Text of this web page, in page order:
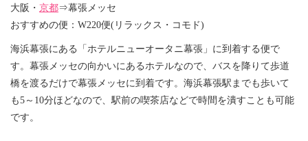
大阪・ 京都⇒幕張メッセ
おすすめの便：W220便(リラックス・コモド)
海浜幕張にある「ホテルニューオータニ幕張」に到着する便で
す。幕張メッセの向かいにあるホテルなので、バスを降りて歩道
橋を渡るだけで幕張メッセに到着です。海浜幕張駅までも歩いて
も5～10分ほどなので、駅前の喫茶店などで時間を潰すことも可能
です。